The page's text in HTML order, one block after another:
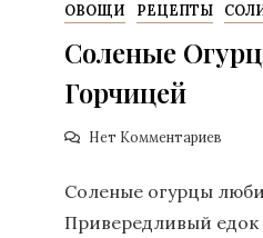
ОВОЩИ
РЕЦЕПТЫ
Соленые
Горчицей
Нет Комментариев
Соленые огурцы
Привередливый едок